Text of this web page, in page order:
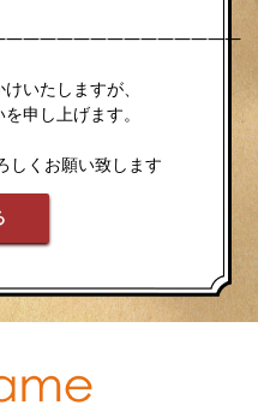
いたしますが、
申し上げます。
しくお願い致します